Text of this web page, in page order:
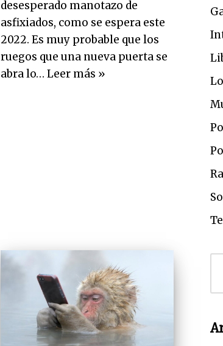
desesperado manotazo de
asfixiados, como se espera este
2022. Es muy probable que los
ruegos que una nueva puerta se
abra lo…Leer más »